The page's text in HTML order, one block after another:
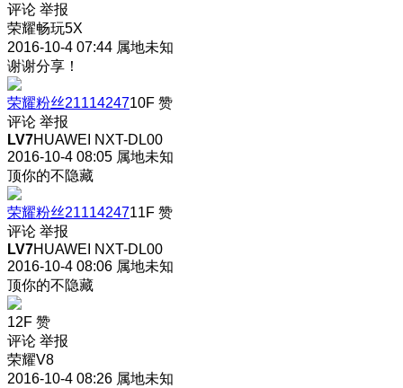
评论 举报
荣耀畅玩5X
2016-10-4 07:44 属地未知
谢谢分享！
荣耀粉丝2111424710F 赞
评论 举报
LV7HUAWEI NXT-DL00
2016-10-4 08:05 属地未知
顶你的不隐藏
荣耀粉丝2111424711F 赞
评论 举报
LV7HUAWEI NXT-DL00
2016-10-4 08:06 属地未知
顶你的不隐藏
12F 赞
评论 举报
荣耀V8
2016-10-4 08:26 属地未知